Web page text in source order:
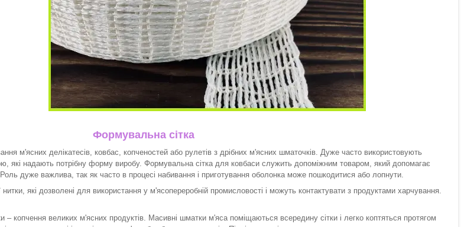
Формувальна сітка
м'ясних делікатесів, ковбас, копченостей або рулетів з дрібних м'ясних шматочків. Дуже часто використовують
які надають потрібну форму виробу. Формувальна сітка для ковбаси служить допоміжним товаром, який допомагає
дуже важлива, так як часто в процесі набивання і приготування оболонка може пошкодитися або лопнути.
нитки, які дозволені для використання у м'ясопереробній промисловості і можуть контактувати з продуктами харчування.
– копчення великих м'ясних продуктів. Масивні шматки м'яса поміщаються всередину сітки і легко коптяться протягом